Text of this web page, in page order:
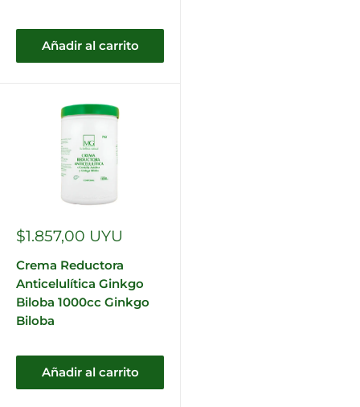
Añadir al carrito
Precio
venta
$1.857,00 UYU
Crema Reductora
Anticelulítica Ginkgo
Biloba 1000cc Ginkgo
Biloba
Añadir al carrito